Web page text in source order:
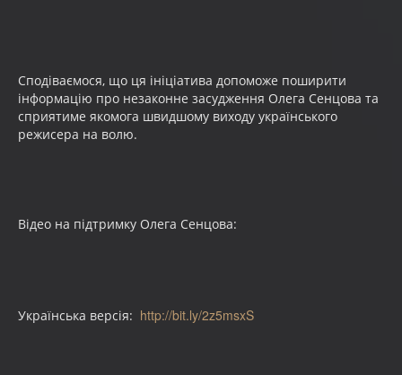
Сподіваємося, що ця ініціатива допоможе поширити
інформацію про незаконне засудження Олега Сенцова та
сприятиме якомога швидшому виходу українського
режисера на волю.
Відео на підтримку Олега Сенцова:
Українська версія: http://bit.ly/2z5msxS